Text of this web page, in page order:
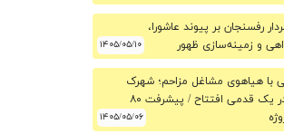
رفسنجان بر پیوند عاشورا،
و زمینه‌سازی ظهور
۱۴۰۵/۰۵/۱۰
با هیاهوی مشاغل مزاحم؛ شهرک
«تلاش» در یک قدمی افتتاح / پیشرفت ۸۰
۱۴۰۵/۰۵/۰۶